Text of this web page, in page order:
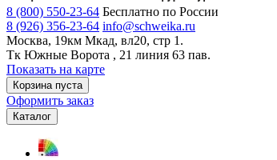
8 (800) 550-23-64 Бесплатно по России
8 (926) 356-23-64 info@schweika.ru
Москва, 19км Мкад, вл20, стр 1.
Тк Южные Ворота , 21 линия 63 пав.
Показать на карте
Корзина пуста
Оформить заказ
Каталог